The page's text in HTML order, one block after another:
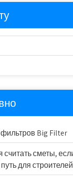
Big Filter
считать сметы,
для